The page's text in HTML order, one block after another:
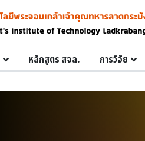
หลักสูตร สจล. การวิจัย